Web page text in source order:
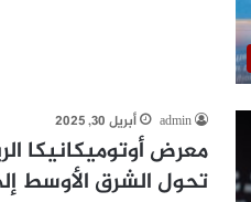
admin أبريل 30, 2025
تحول الشرق الأوسط